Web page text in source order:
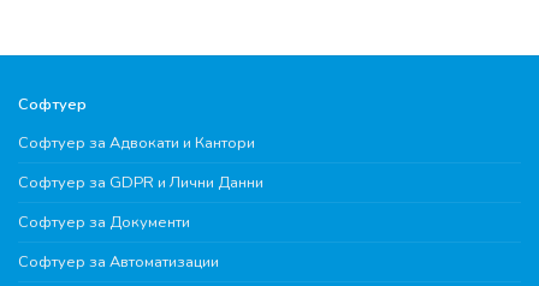
Софтуер
Софтуер за Адвокати и Кантори
Софтуер за GDPR и Лични Данни
Софтуер за Документи
Софтуер за Автоматизации